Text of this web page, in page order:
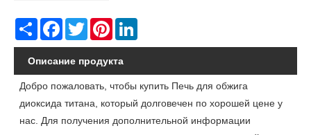
Share FacebookTwitterPinterest
Описание продукта
Добро пожаловать, чтобы купить Печь для обжига
диоксида титана, который долговечен по хорошей цене у
нас. Для получения дополнительной информации